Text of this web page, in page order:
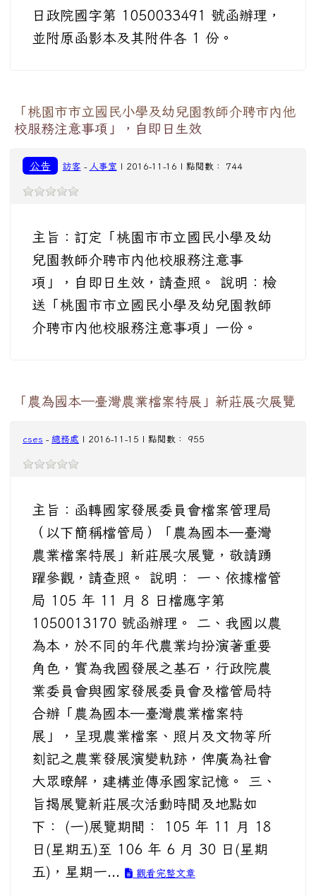
日政院國字第 1050033491 號函辦理，
並附原函影本及其附件各 1 份。
「桃園市市立國民小學及幼兒園教師介聘市內他
校服務注意事項」，自即日生效
公告 訪客 - 人事室 | 2016-11-16 | 點閱數： 744
主旨：訂定「桃園市市立國民小學及幼
兒園教師介聘市內他校服務注意事
項」，自即日生效，請查照。 說明：檢
送「桃園市市立國民小學及幼兒園教師
介聘市內他校服務注意事項」一份。
「農為國本─臺灣農業檔案特展」新莊展次展覽
cses - 總務處 | 2016-11-15 | 點閱數： 955
主旨：函轉國家發展委員會檔案管理局
（以下簡稱檔管局）「農為國本─臺灣
農業檔案特展」新莊展次展覽，敬請踴
躍參觀，請查照。 說明： 一、依據檔管
局 105 年 11 月 8 日檔應字第
1050013170 號函辦理。 二、我國以農
為本，於不同的年代農業均扮演著重要
角色，實為我國發展之基石，行政院農
業委員會與國家發展委員會及檔管局特
合辦「農為國本─臺灣農業檔案特
展」，呈現農業檔案、照片及文物等所
刻記之農業發展演變軌跡，俾廣為社會
大眾瞭解，建構並傳承國家記憶。 三、
旨揭展覽新莊展次活動時間及地點如
下： (一)展覽期間： 105 年 11 月 18
日(星期五)至 106 年 6 月 30 日(星期
五)，星期一...
觀看完整文章